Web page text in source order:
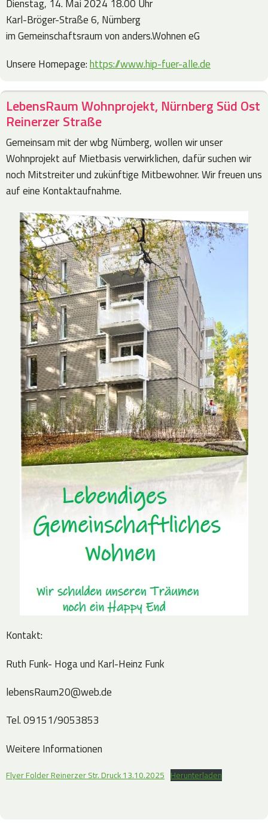
Dienstag, 14. Mai 2024 18.00 Uhr
Karl-Bröger-Straße 6, Nürnberg
im Gemeinschaftsraum von anders.Wohnen eG
Unsere Homepage:https://www.hip-fuer-alle.de
LebensRaum Wohnprojekt, Nürnberg Süd Ost
Reinerzer Straße
Gemeinsam mit der wbg Nürnberg, wollen wir unser
Wohnprojekt auf Mietbasis verwirklichen, dafür suchen wir
noch Mitstreiter und zukünftige Mitbewohner. Wir freuen uns
auf eine Kontaktaufnahme.
Kontakt:
Ruth Funk- Hoga und Karl-Heinz Funk
lebensRaum20@web.de
Tel. 09151/9053853
Weitere Informationen
Flyer Folder Reinerzer Str. Druck 13.10.2025 Herunterladen